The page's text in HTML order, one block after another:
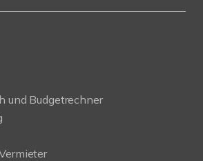
und Budgetrechner